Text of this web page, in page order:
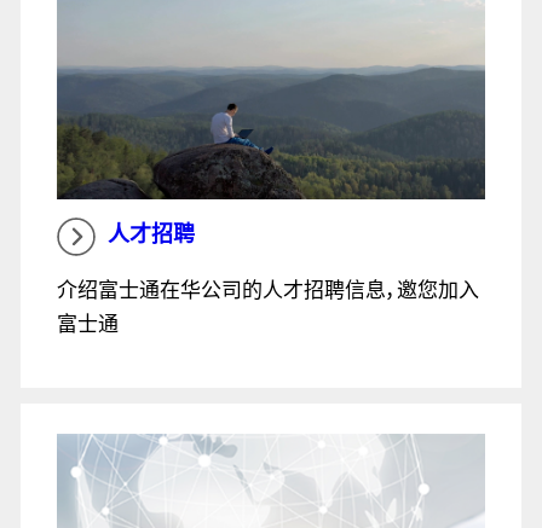
人才招聘
介绍富士通在华公司的人才招聘信息，邀您加入
富士通